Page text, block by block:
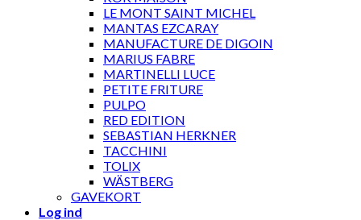
LE MONT SAINT MICHEL
MANTAS EZCARAY
MANUFACTURE DE DIGOIN
MARIUS FABRE
MARTINELLI LUCE
PETITE FRITURE
PULPO
RED EDITION
SEBASTIAN HERKNER
TACCHINI
TOLIX
WÄSTBERG
GAVEKORT
Log ind